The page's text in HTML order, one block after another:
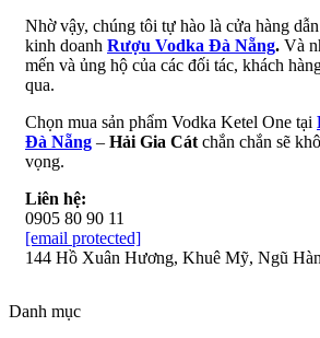
Nhờ vậy, chúng tôi tự hào là cửa hàng
kinh doanh Rượu Vodka Đà Nẵng. Và
mến và ủng hộ của các đối tác, khách
qua.
Chọn mua sản phẩm Vodka Ketel One tại
Đà Nẵng – Hải Gia Cát chắn chắn sẽ
vọng.
Liên hệ:
0905 80 90 11
[email protected]
144 Hồ Xuân Hương, Khuê Mỹ, Ngũ
Danh mục